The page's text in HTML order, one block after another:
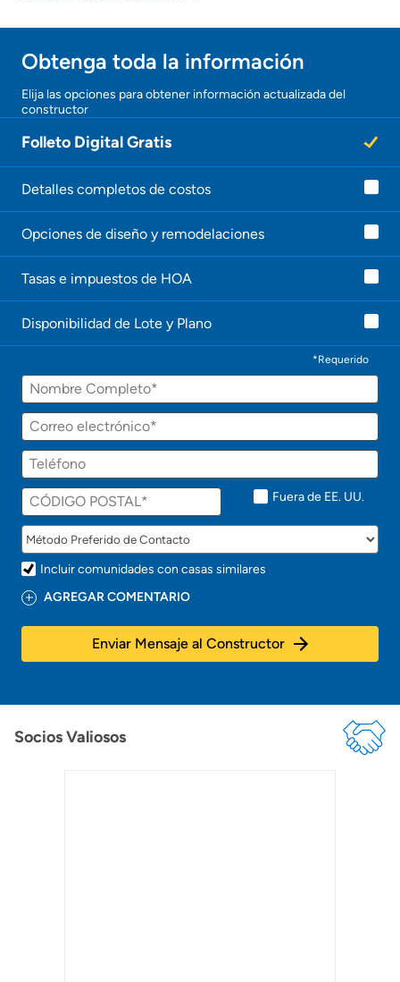
Obtener Aprobación Previa
Preparar mi casa para la venta
Seguro de propietarios
Obtener ofertas por mi casa
¡Gracias!
¡
n
e
e
c
t
r
á
r
n
t
!
Obtenga toda la información
Elija las opciones para obtener información actualizada del
constructor
Folleto Digital Gratis
Detalles completos de costos
Opciones de diseño y remodelaciones
Tasas e impuestos de HOA
Disponibilidad de Lote y Plano
*Requerido
Nombre
Correo
electrónico
Teléfono
Fuera de EE. UU.
Incluir comunidades con casas similares
AGREGAR COMENTARIO
Enviar Mensaje al Constructor
Socios Valiosos